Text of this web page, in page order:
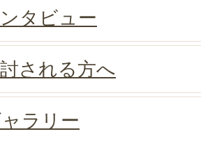
タビュー
される方へ
ラリー